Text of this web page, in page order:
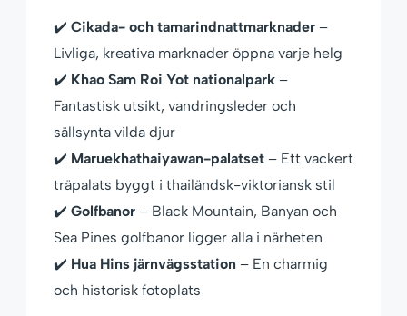
✔️ Cikada- och tamarindnattmarknader –
Livliga, kreativa marknader öppna varje helg
✔️ Khao Sam Roi Yot nationalpark –
Fantastisk utsikt, vandringsleder och
sällsynta vilda djur
✔️ Maruekhathaiyawan-palatset – Ett vackert
träpalats byggt i thailändsk-viktoriansk stil
✔️ Golfbanor – Black Mountain, Banyan och
Sea Pines golfbanor ligger alla i närheten
✔️ Hua Hins järnvägsstation – En charmig
och historisk fotoplats